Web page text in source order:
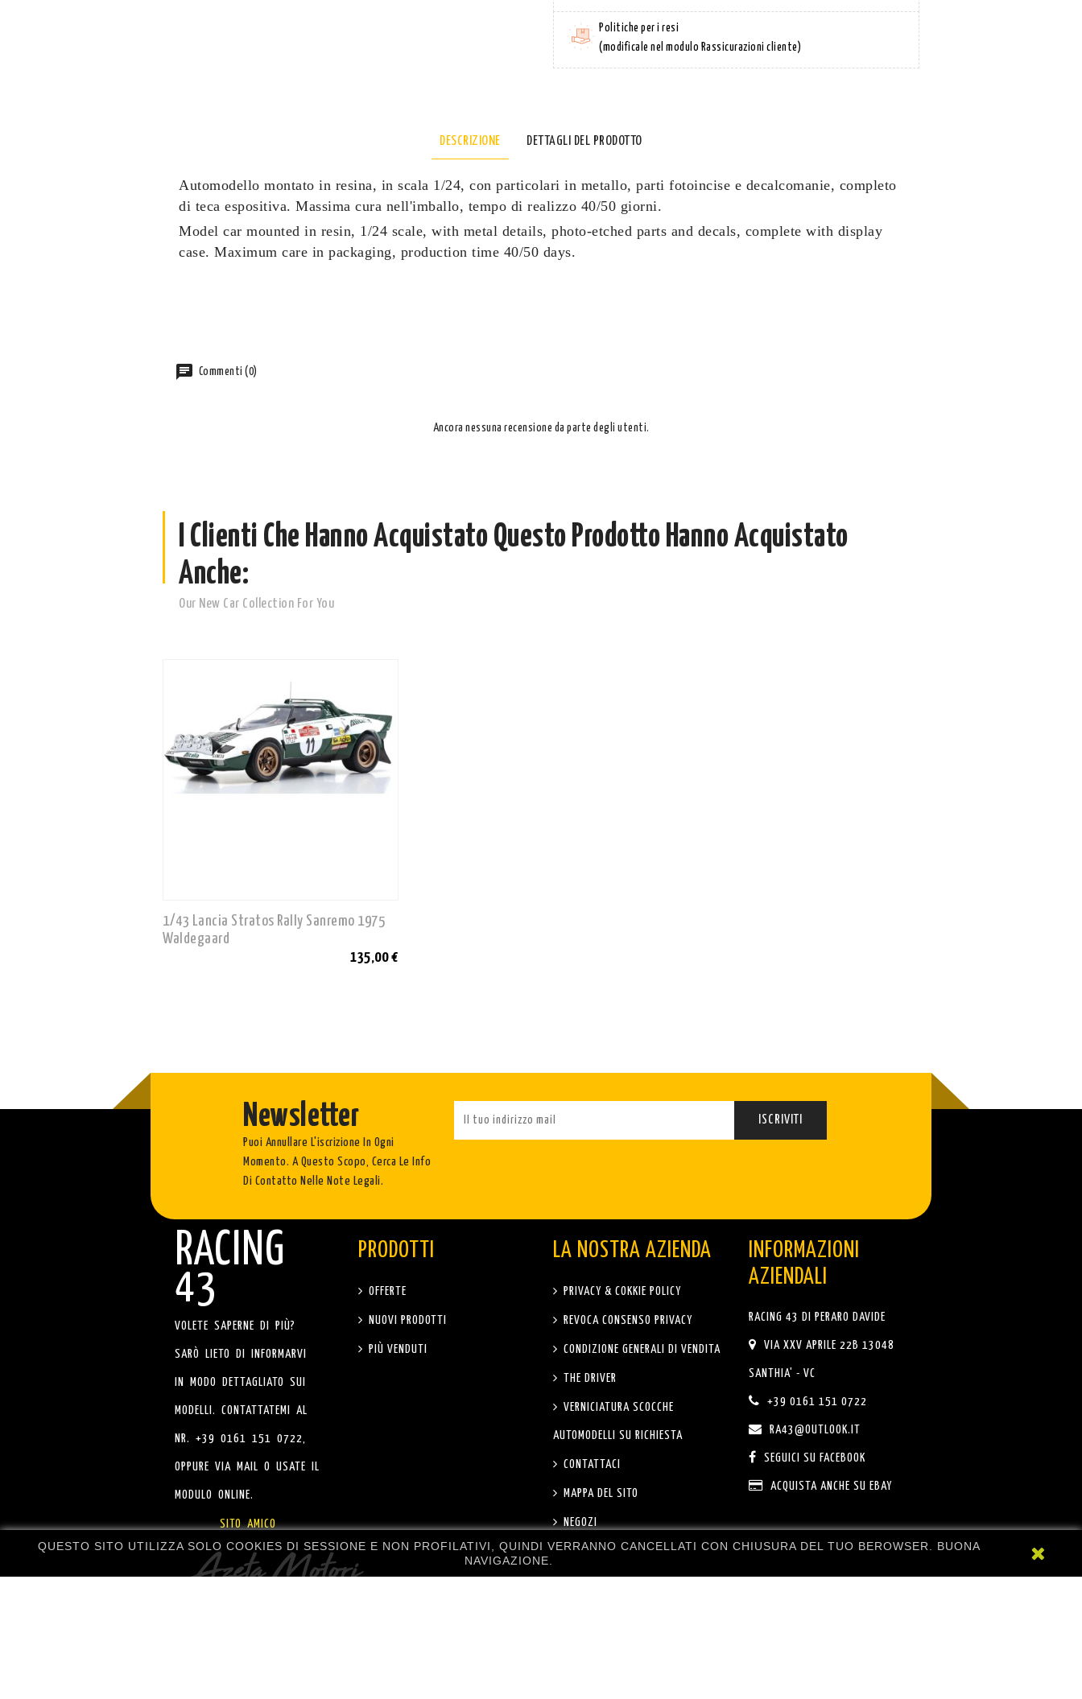
Politiche per i resi
(modificale nel modulo Rassicurazioni cliente)
DESCRIZIONE DETTAGLI DEL PRODOTTO
Automodello montato in resina, in scala 1/24, con particolari in metallo, parti fotoincise e decalcomanie, completo
di teca espositiva. Massima cura nell'imballo, tempo di realizzo 40/50 giorni.
Model car mounted in resin, 1/24 scale, with metal details, photo-etched parts and decals, complete with display
case. Maximum care in packaging, production time 40/50 days.
Commenti (0)
Ancora nessuna recensione da parte degli utenti.
I Clienti Che Hanno Acquistato Questo Prodotto Hanno Acquistato
Anche:
Our New Car Collection For You
1/43 Lancia Stratos Rally Sanremo 1975
Waldegaard
135,00 €
Newsletter
Puoi Annullare L'iscrizione In Ogni
Momento. A Questo Scopo, Cerca Le Info
Di Contatto Nelle Note Legali.
RACING
43
VOLETE SAPERNE DI PIÙ?
SARÒ LIETO DI INFORMARVI
IN MODO DETTAGLIATO SUI
MODELLI. CONTATTATEMI AL
NR. +39 0161 151 0722,
OPPURE VIA MAIL O USATE IL
MODULO ONLINE.
SITO AMICO
PRODOTTI
OFFERTE
NUOVI PRODOTTI
PIÙ VENDUTI
LA NOSTRA AZIENDA
PRIVACY & COKKIE POLICY
REVOCA CONSENSO PRIVACY
CONDIZIONE GENERALI DI VENDITA
THE DRIVER
VERNICIATURA SCOCCHE
AUTOMODELLI SU RICHIESTA
CONTATTACI
MAPPA DEL SITO
NEGOZI
INFORMAZIONI
AZIENDALI
RACING 43 DI PERARO DAVIDE
VIA XXV APRILE 22B 13048
SANTHIA' - VC
+39 0161 151 0722
RA43@OUTLOOK.IT
SEGUICI SU FACEBOOK
ACQUISTA ANCHE SU EBAY
QUESTO SITO UTILIZZA SOLO COOKIES DI SESSIONE E NON PROFILATIVI, QUINDI VERRANNO CANCELLATI CON CHIUSURA DEL TUO BEROWSER. BUONA
NAVIGAZIONE.